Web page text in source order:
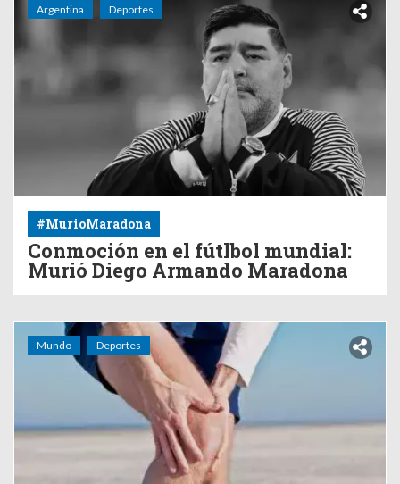
Argentina Deportes
#MurioMaradona
Conmoción en el fútlbol mundial:
Murió Diego Armando Maradona
Mundo Deportes